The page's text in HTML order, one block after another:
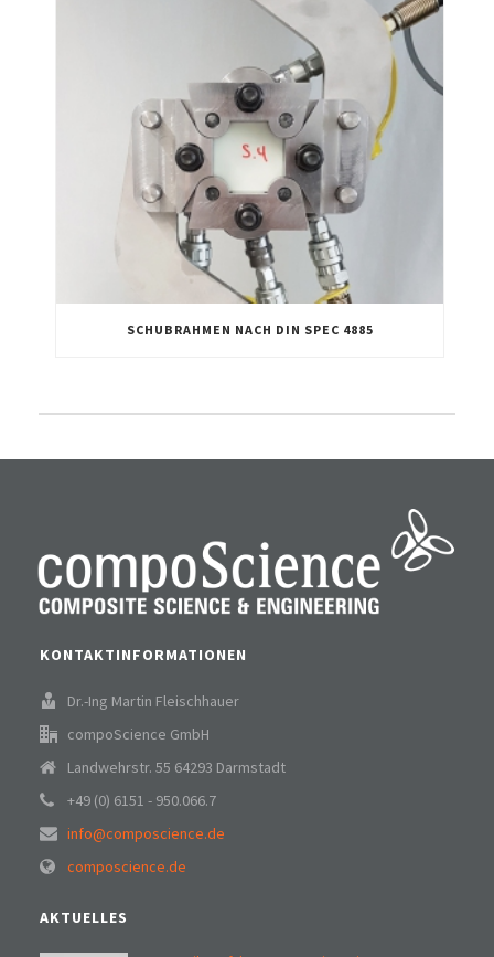
SCHUBRAHMEN NACH DIN SPEC 4885
KONTAKTINFORMATIONEN
Dr.-Ing Martin Fleischhauer
compoScience GmbH
Landwehrstr. 55 64293 Darmstadt
+49 (0) 6151 - 950.066.7
info@composcience.de
composcience.de
AKTUELLES